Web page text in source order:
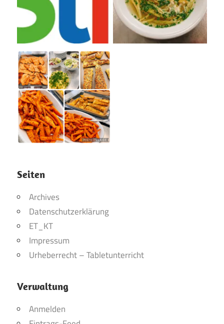
Seiten
Archives
Datenschutzerklärung
ET_KT
Impressum
Urheberrecht – Tabletunterricht
Verwaltung
Anmelden